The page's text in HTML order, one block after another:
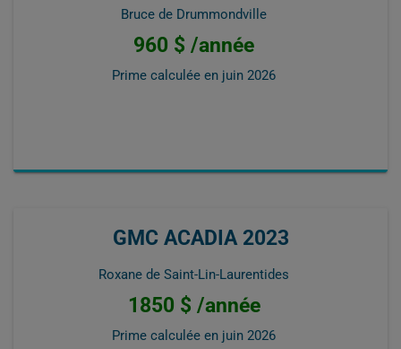
Bruce de Drummondville
960 $ /année
Prime calculée en juin 2026
GMC ACADIA 2023
Roxane de Saint-Lin-Laurentides
1850 $ /année
Prime calculée en juin 2026